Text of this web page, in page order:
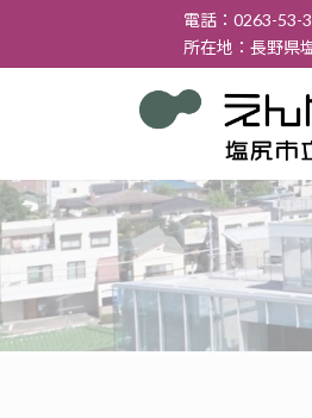
テ
ス
キ
ッ
ゲ
ン
に
移
電話：0263-53-
所在地：長野県